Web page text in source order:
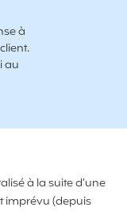
à
au
à la suite d’une
imprévu (depuis